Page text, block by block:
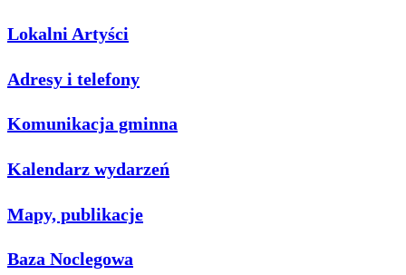
Lokalni Artyści
Adresy i telefony
Komunikacja gminna
Kalendarz wydarzeń
Mapy, publikacje
Baza Noclegowa